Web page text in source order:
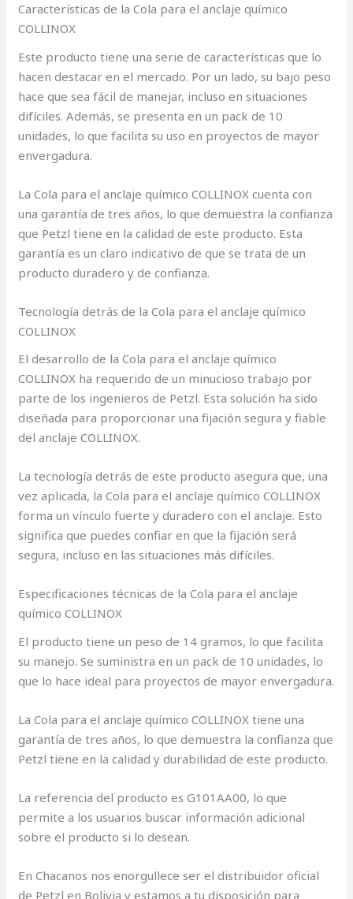
Características de la Cola para el anclaje químico
COLLINOX
Este producto tiene una serie de características que lo
hacen destacar en el mercado. Por un lado, su bajo peso
hace que sea fácil de manejar, incluso en situaciones
difíciles. Además, se presenta en un pack de 10
unidades, lo que facilita su uso en proyectos de mayor
envergadura.
La Cola para el anclaje químico COLLINOX cuenta con
una garantía de tres años, lo que demuestra la confianza
que Petzl tiene en la calidad de este producto. Esta
garantía es un claro indicativo de que se trata de un
producto duradero y de confianza.
Tecnología detrás de la Cola para el anclaje químico
COLLINOX
El desarrollo de la Cola para el anclaje químico
COLLINOX ha requerido de un minucioso trabajo por
parte de los ingenieros de Petzl. Esta solución ha sido
diseñada para proporcionar una fijación segura y fiable
del anclaje COLLINOX.
La tecnología detrás de este producto asegura que, una
vez aplicada, la Cola para el anclaje químico COLLINOX
forma un vínculo fuerte y duradero con el anclaje. Esto
significa que puedes confiar en que la fijación será
segura, incluso en las situaciones más difíciles.
Especificaciones técnicas de la Cola para el anclaje
químico COLLINOX
El producto tiene un peso de 14 gramos, lo que facilita
su manejo. Se suministra en un pack de 10 unidades, lo
que lo hace ideal para proyectos de mayor envergadura.
La Cola para el anclaje químico COLLINOX tiene una
garantía de tres años, lo que demuestra la confianza que
Petzl tiene en la calidad y durabilidad de este producto.
La referencia del producto es G101AA00, lo que
permite a los usuarios buscar información adicional
sobre el producto si lo desean.
En Chacanos nos enorgullece ser el distribuidor oficial
de Petzl en Bolivia y estamos a tu disposición para